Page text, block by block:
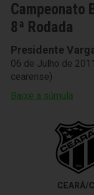
Campeonato
8ª Rodada
Presidente
06 de Julho de
cearense)
Baixe a súmula
CEARÁ/